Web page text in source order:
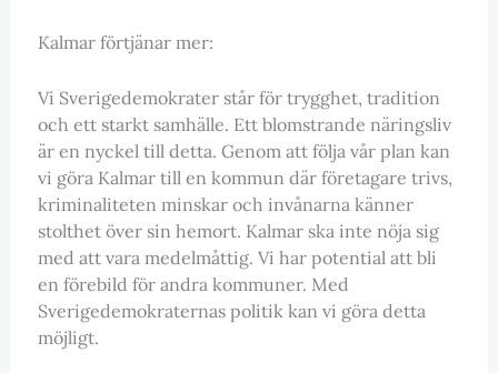
Kalmar förtjänar mer:
Vi Sverigedemokrater står för trygghet, tradition
och ett starkt samhälle. Ett blomstrande näringsliv
är en nyckel till detta. Genom att följa vår plan kan
vi göra Kalmar till en kommun där företagare trivs,
kriminaliteten minskar och invånarna känner
stolthet över sin hemort. Kalmar ska inte nöja sig
med att vara medelmåttig. Vi har potential att bli
en förebild för andra kommuner. Med
Sverigedemokraternas politik kan vi göra detta
möjligt.